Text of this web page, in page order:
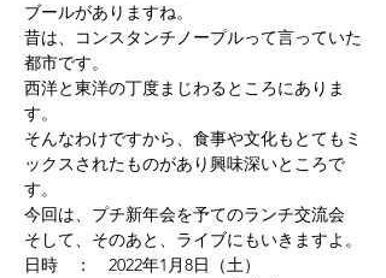
ブールがありますね。
昔は、コンスタンチノープルって言っていた
都市です。
西洋と東洋の丁度まじわるところにありま
す。
そんなわけですから、食事や文化もとてもミ
ックスされたものがあり興味深いところで
す。
今回は、プチ新年会を予てのランチ交流会
そして、そのあと、ライブにもいきますよ。
日時　：　2022年1月8日（土）